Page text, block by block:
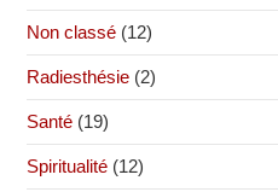
Non classé (12)
Radiesthésie (2)
Santé (19)
Spiritualité (12)